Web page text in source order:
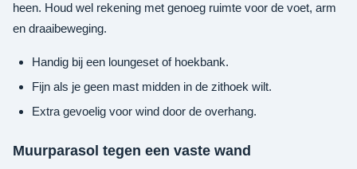
heen. Houd wel rekening met genoeg ruimte voor de voet, arm
en draaibeweging.
Handig bij een loungeset of hoekbank.
Fijn als je geen mast midden in de zithoek wilt.
Extra gevoelig voor wind door de overhang.
Muurparasol tegen een vaste wand